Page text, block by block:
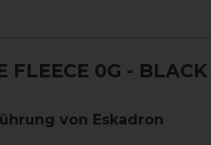
FLEECE 0G - BLACK
von Eskadron